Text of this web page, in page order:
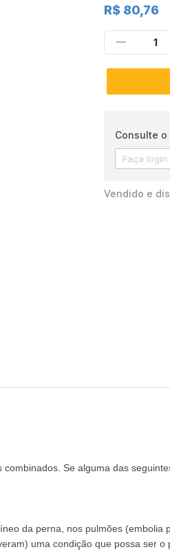
R$ 80,76
1
Consulte
Vendido e
Se alguma das
da perna, nos pulmões (embolia
uma condição que possa ser